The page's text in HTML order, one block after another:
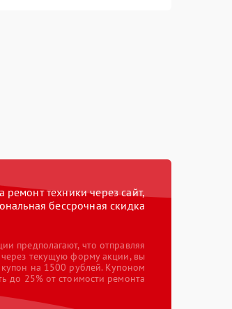
техники через сайт,
бессрочная скидка
предполагают, что отправляя
через текущую форму акции, вы
купон на 1500 рублей. Купоном
до 25% от стоимости ремонта